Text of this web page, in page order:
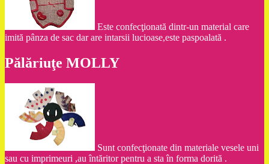
Este confecţionată dintr-un material care
imită pânza de sac dar are intarsii lucioase,este paspoalată .
Pălăriuţe MOLLY
Sunt confecţionate din materiale vesele uni
sau cu imprimeuri ,au întăritor pentru a sta în forma dorită .